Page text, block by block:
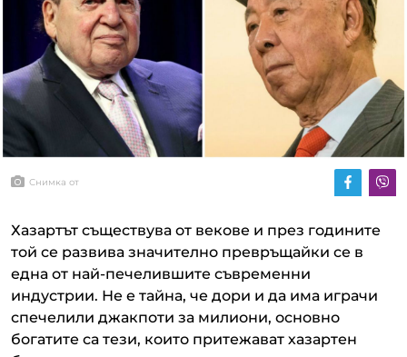
Снимка от
Хазартът съществува от векове и през годините
той се развива значително превръщайки се в
една от най-печелившите съвременни
индустрии. Не е тайна, че дори и да има играчи
спечелили джакпоти за милиони, основно
богатите са тези, които притежават хазартен